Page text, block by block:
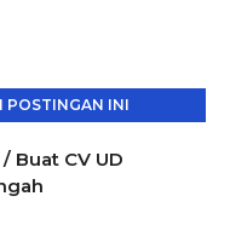
POSTINGAN INI
Buat CV UD